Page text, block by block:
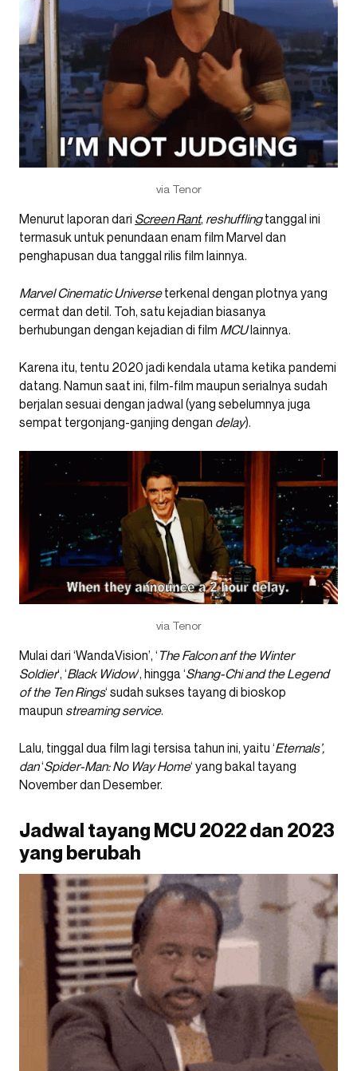
via Tenor
Menurut laporan dari Screen Rant, reshufflingtanggal ini
termasuk untuk penundaan enam film Marvel dan
penghapusan dua tanggal rilis film lainnya.
Marvel Cinematic Universeterkenal dengan plotnya yang
cermat dan detil. Toh, satu kejadian biasanya
berhubungan dengan kejadian di film MCUlainnya.
Karena itu, tentu 2020 jadi kendala utama ketika pandemi
datang. Namun saat ini, film-film maupun serialnya sudah
berjalan sesuai dengan jadwal (yang sebelumnya juga
sempat tergonjang-ganjing dengan delay).
via Tenor
Mulai dari ‘WandaVision’, ‘ The Falcon anf the Winter
Soldier‘, ‘Black Widow‘, hingga ‘Shang-Chi and the Legend
of the Ten Rings‘ sudah sukses tayang di bioskop
maupun streaming service.
Lalu, tinggal dua film lagi tersisa tahun ini, yaitu ‘Eternals’,
dan‘Spider-Man: No Way Home‘ yang bakal tayang
November dan Desember.
Jadwal tayang MCU 2022 dan 2023
yang berubah